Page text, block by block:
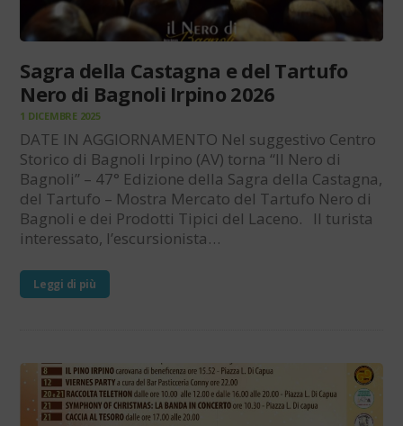
Sagra della Castagna e del Tartufo
Nero di Bagnoli Irpino 2026
1 DICEMBRE 2025
DATE IN AGGIORNAMENTO Nel suggestivo Centro
Storico di Bagnoli Irpino (AV) torna “Il Nero di
Bagnoli” – 47° Edizione della Sagra della Castagna,
del Tartufo – Mostra Mercato del Tartufo Nero di
Bagnoli e dei Prodotti Tipici del Laceno. Il turista
interessato, l’escursionista…
Leggi di più